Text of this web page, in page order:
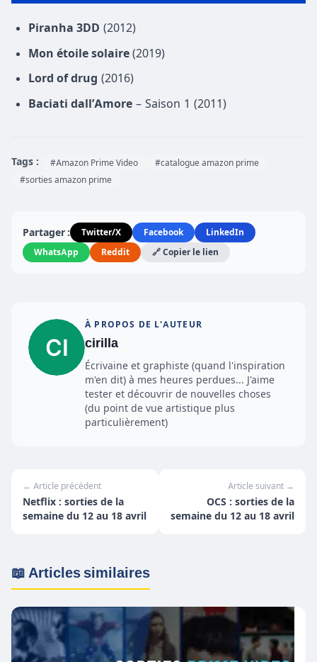
Piranha 3DD (2012)
Mon étoile solaire (2019)
Lord of drug (2016)
Baciati dall’Amore – Saison 1 (2011)
Tags : #Amazon Prime Video
#catalogue amazon prime
#sorties amazon prime
Partager : Twitter/X Facebook
LinkedIn
WhatsApp
Reddit 🔗 Copier le lien
À PROPOS DE L'AUTEUR
cirilla
Écrivaine et graphiste (quand l'inspiration
m'en dit) à mes heures perdues... J'aime
tester et découvrir de nouvelles choses
(du point de vue artistique plus
particulièrement)
← Article précédent
Netflix : sorties de la
semaine du 12 au 18 avril
Article suivant →
OCS : sorties de la
semaine du 12 au 18 avril
📖 Articles similaires